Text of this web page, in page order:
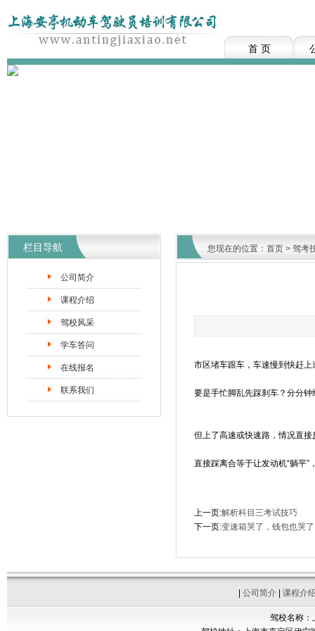
首 页
栏目导航
公司简介
课程介绍
驾校风采
学车答问
在线报名
联系我们
您现在的位置： 首页 > 驾考
市区堵车跟车，车速慢到快赶
要是手忙脚乱先踩刹车？分分
但上了高速或快速路，情况直
直接踩离合等于让发动机“躺平”
上一页:解析科目三考试技巧
下一页:变速箱哭了，钱包也哭了
公司简介| 课程介
驾校名称：